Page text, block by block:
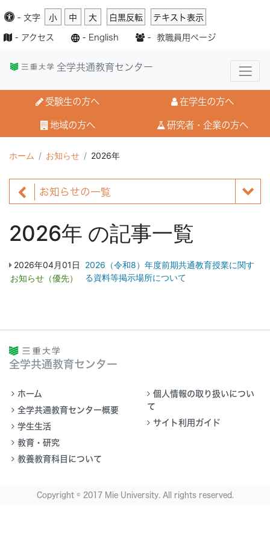
- 文字 小 中 大 白黒反転 テキスト表示
- アクセス - English - 教職員用ページ
全学共通教育センター
受験生の方へ 在学生の方へ
地域の方へ 研究者・企業の方へ
ホーム お知らせ 2026年
お知らせの一覧
2026年 の記事一覧
2026年04月01日
お知らせ（優先）
2026（令和8）年度前期共通教育授業に関す
る資料等掲示場所について
全学共通教育センター
ホーム
全学共通教育センター概要
学生生活
教育・研究
教養教育科目について
個人情報の取り扱いについ
て
サイト利用ガイド
Copyright © 2017 Mie University. All rights reserved.